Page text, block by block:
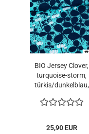
BIO Jersey Clover,
turquoise-storm,
türkis/dunkelblau,
25,90 EUR